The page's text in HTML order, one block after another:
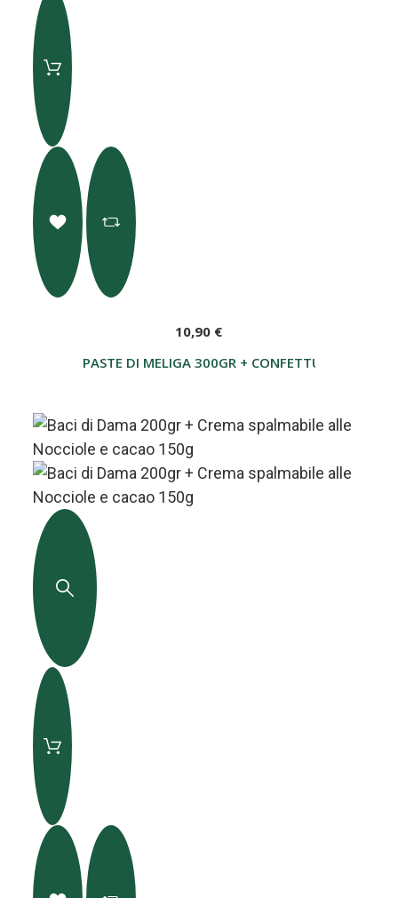
PASTE DI MELIGA 300GR + CONFETTURA DI
10,90 €